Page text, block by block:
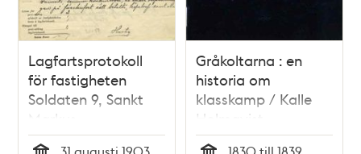
Lagfartsprotokoll
för fastigheten
Soldaten 9, Sankt
Markus
metodistförsamling,
Gråkoltarna : en
historia om
klasskamp / Kalle
Holmqvist